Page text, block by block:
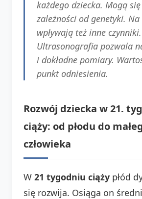
każdego dziecka. Mogą
zależności od genetyki.
wpływają też inne czynniki.
Ultrasonografia pozwala
i dokładne pomiary.
punkt odniesienia.
Rozwój dziecka w 21.
ciąży: od płodu do
człowieka
W 21 tygodniu ciąży płód
się rozwija. Osiąga on